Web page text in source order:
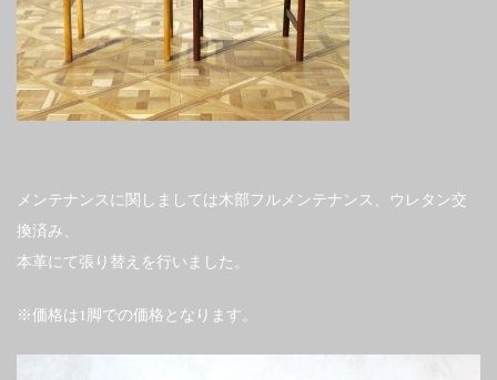
メンテナンスに関しましては木部フルメンテナンス、ウレタン交
換済み、
本革にて張り替えを行いました。
※価格は1脚での価格となります。